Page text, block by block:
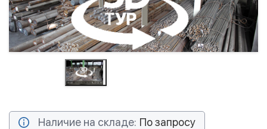
Наличие на складе: По запросу